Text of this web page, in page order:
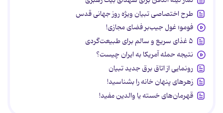
طرح اختصاصی تبیان ویژه روز جهانی قدس
فومو؛ غول جیب‌بر فضای مجازی!
۵ غذای سریع و سالم برای طبیعت‌گردی
نتیجه حمله آمریکا به ایران چیست؟
رونمایی از اتاق برق جدید تبیان
زهرهای پنهان خانه را بشناسید!
قهرمان‌های خسته یا والدین مفید!